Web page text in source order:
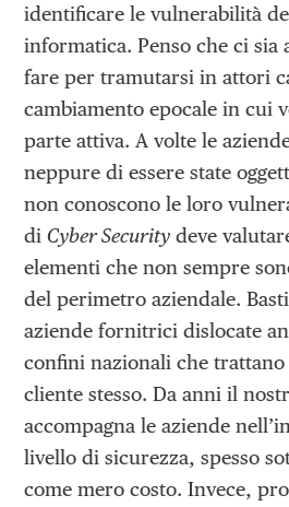
identificare le vulnerabilità
informatica. Penso che ci sia
fare per tramutarsi in attori
cambiamento epocale in cui
parte attiva. A volte le
neppure di essere state
non conoscono le loro
diCyber Security deve
elementi che non sempre
del perimetro aziendale.
aziende fornitrici dislocate
confini nazionali che
cliente stesso. Da anni il
accompagna le aziende
livello di sicurezza, spesso
come mero costo. Invece,